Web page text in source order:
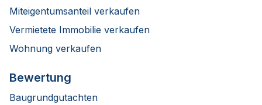
Miteigentumsanteil verkaufen
Vermietete Immobilie verkaufen
Wohnung verkaufen
Bewertung
Baugrundgutachten